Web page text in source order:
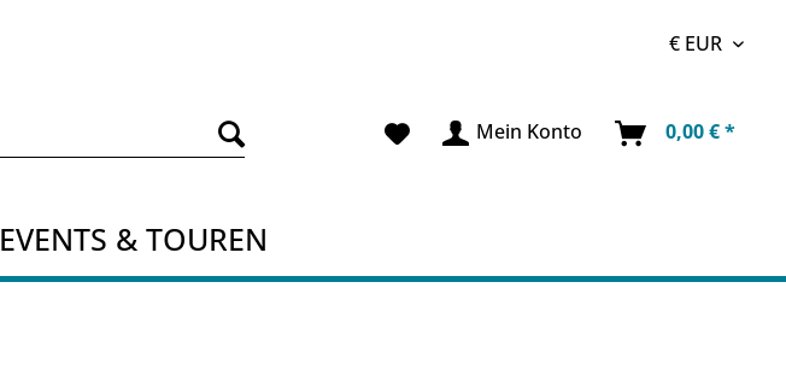
Mein Konto 0,00 € *
EVENTS & TOUREN